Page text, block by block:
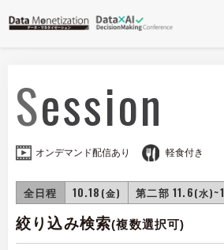
Session
全日程 10.18 (金) 第二部 11.6(水)
オンデマンド配信あり 軽食付き
絞り込み検索(複数選択可)